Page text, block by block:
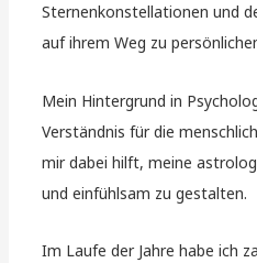
Sternenkonstellationen und
auf ihrem Weg zu
Mein Hintergrund in
Verständnis für die
mir dabei hilft, meine
und einfühlsam zu gestalten.
Im Laufe der Jahre habe ich